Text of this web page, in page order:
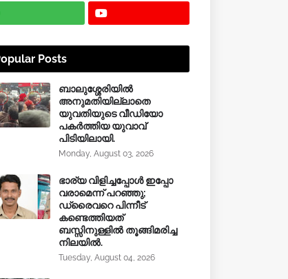
Posts
ബാലുശ്ശേരിയിൽ
അനുമതിയില്ലാതെ
യുവതിയുടെ വീഡിയോ
പകർത്തിയ യുവാവ്
പിടിയിലായി.
Monday, August 03, 2026
ഭാര്യ വിളിച്ചപ്പോള്‍ ഇപ്പോ
വരാമെന്ന് പറഞ്ഞു;
ഡ്രൈവറെ പിന്നീട്
കണ്ടെത്തിയത്
ബസ്സിനുള്ളില്‍ തൂങ്ങിമരിച്ച
നിലയിൽ.
Tuesday, August 04, 2026